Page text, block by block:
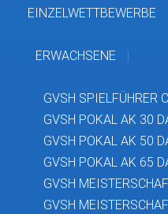
EINZELWETTBEWERBE
ERWACHSENE
GVSH SPIELFÜHRER
GVSH POKAL AK 30
GVSH POKAL AK 50
GVSH POKAL AK 65
GVSH
GVSH